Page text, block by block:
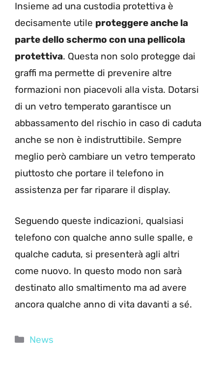
Insieme ad una custodia protettiva è
decisamente utile proteggere anche la
parte dello schermo con una pellicola
protettiva. Questa non solo protegge dai
graffi ma permette di prevenire altre
formazioni non piacevoli alla vista. Dotarsi
di un vetro temperato garantisce un
abbassamento del rischio in caso di caduta
anche se non è indistruttibile. Sempre
meglio però cambiare un vetro temperato
piuttosto che portare il telefono in
assistenza per far riparare il display.
Seguendo queste indicazioni, qualsiasi
telefono con qualche anno sulle spalle, e
qualche caduta, si presenterà agli altri
come nuovo. In questo modo non sarà
destinato allo smaltimento ma ad avere
ancora qualche anno di vita davanti a sé.
Categorie
News